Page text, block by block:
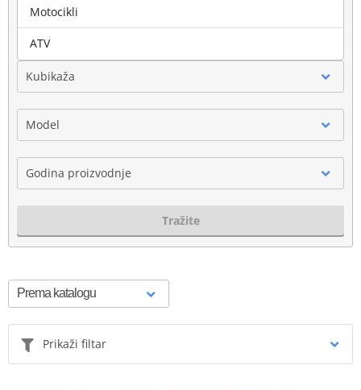
Marka
Kubikaža
Model
Godina proizvodnje
Tražite
Prikaži filtar
Motocikli
ATV